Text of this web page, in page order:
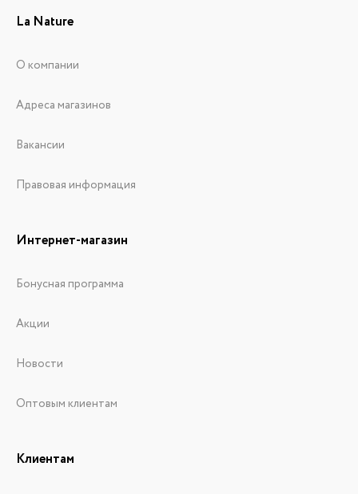
La Nature
О компании
Адреса магазинов
Вакансии
Правовая информация
Интернет-магазин
Бонусная программа
Акции
Новости
Оптовым клиентам
Клиентам